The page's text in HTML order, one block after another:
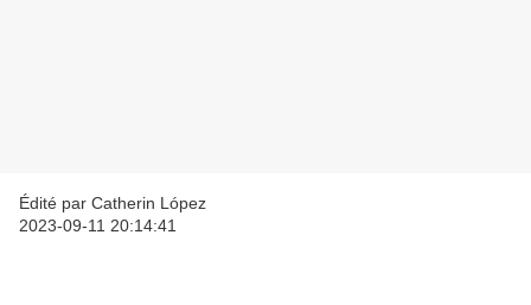
Édité par Catherin López
2023-09-11 20:14:41